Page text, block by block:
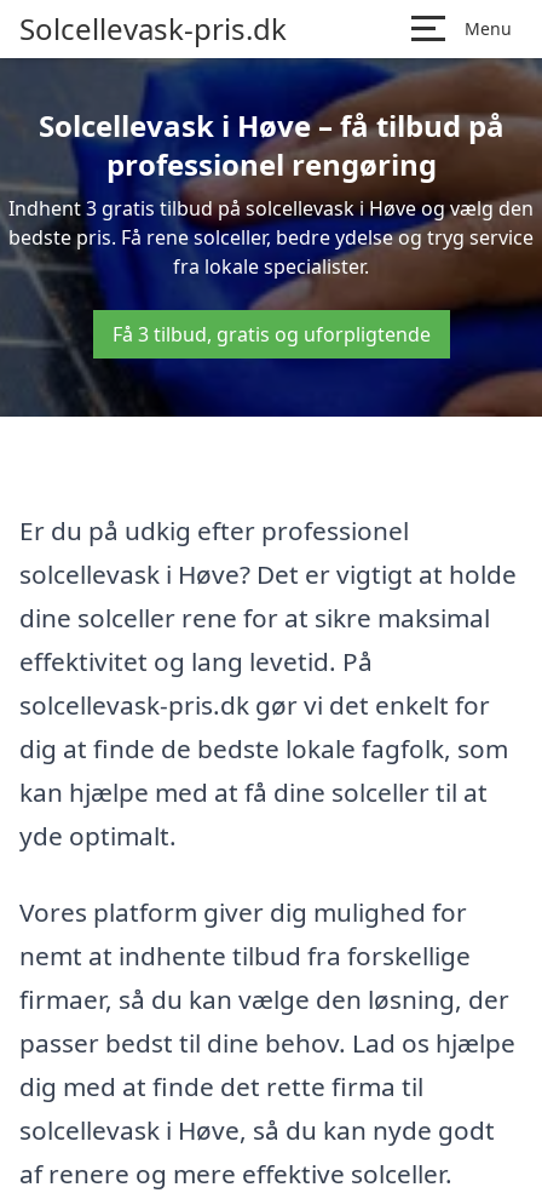
Solcellevask-pris.dk Menu
Solcellevask i Høve – få tilbud på
professionel rengøring
Indhent 3 gratis tilbud på solcellevask i Høve og vælg den
bedste pris. Få rene solceller, bedre ydelse og tryg service
fra lokale specialister.
Få 3 tilbud, gratis og uforpligtende
Er du på udkig efter professionel
solcellevask i Høve? Det er vigtigt at holde
dine solceller rene for at sikre maksimal
effektivitet og lang levetid. På
solcellevask-pris.dk gør vi det enkelt for
dig at finde de bedste lokale fagfolk, som
kan hjælpe med at få dine solceller til at
yde optimalt.
Vores platform giver dig mulighed for
nemt at indhente tilbud fra forskellige
firmaer, så du kan vælge den løsning, der
passer bedst til dine behov. Lad os hjælpe
dig med at finde det rette firma til
solcellevask i Høve, så du kan nyde godt
af renere og mere effektive solceller.